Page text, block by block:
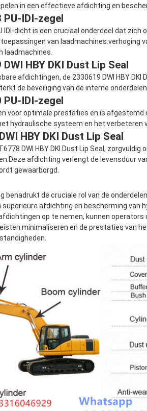
in een effectieve afdichting en
PU-IDI-zegel
IDI-dicht is een cruciaal onderdeel dat
van laadmachines.verhoging
laadmachines.
HBY DKI Dust Lip Seal
afdichtingen, de 2330619 DWI HBY
de beveiliging van de interne
PU-IDI-zegel
voor optimale prestaties en is afgestemd
hydraulische systeem en het verbeteren
HBY DKI Dust Lip Seal
DWI HBY DKI Dust Lip Seal,
afdichting verlengt de levensduur
gewaarborgd.
benadrukt de cruciale rol van de
superieure afdichting en bescherming van
op te nemen, kunnen
minimaliseren en de prestaties van